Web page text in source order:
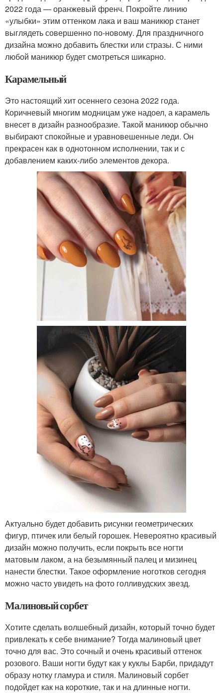
2022 года — оранжевый френч. Покройте линию
«улыбки» этим оттенком лака и ваш маникюр станет
выглядеть совершенно по-новому. Для праздничного
дизайна можно добавить блестки или стразы. С ними
любой маникюр будет смотреться шикарно.
Карамельный
Это настоящий хит осеннего сезона 2022 года.
Коричневый многим модницам уже надоел, а карамель
внесет в дизайн разнообразие. Такой маникюр обычно
выбирают спокойные и уравновешенные леди. Он
прекрасен как в однотонном исполнении, так и с
добавлением каких-либо элементов декора.
Актуально будет добавить рисунки геометрических
фигур, птичек или белый горошек. Невероятно красивый
дизайн можно получить, если покрыть все ногти
матовым лаком, а на безымянный палец и мизинец
нанести блестки. Такое оформление ноготков сегодня
можно часто увидеть на фото голливудских звезд.
Малиновый сорбет
Хотите сделать волшебный дизайн, который точно будет
привлекать к себе внимание? Тогда малиновый цвет
точно для вас. Это сочный и очень красивый оттенок
розового. Ваши ногти будут как у куклы Барби, придадут
образу нотку гламура и стиля. Малиновый сорбет
подойдет как на короткие, так и на длинные ногти.